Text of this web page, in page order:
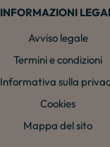
INFORMAZIONI
Avviso legale
Termini e condizioni
Informativa sulla
Cookies
Mappa del sito